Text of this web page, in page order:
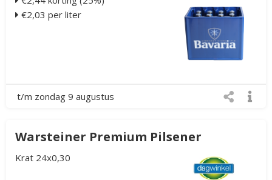
€2,03 per liter
t/m zondag 9 augustus
Warsteiner Premium Pilsener
Krat 24x0,30